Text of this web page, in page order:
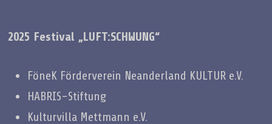
2025 Festival „LUFT:SCHWUNG“
FöneK Förderverein Neanderland KULTUR e.V.
HABRIS-Stiftung
Kulturvilla Mettmann e.V.